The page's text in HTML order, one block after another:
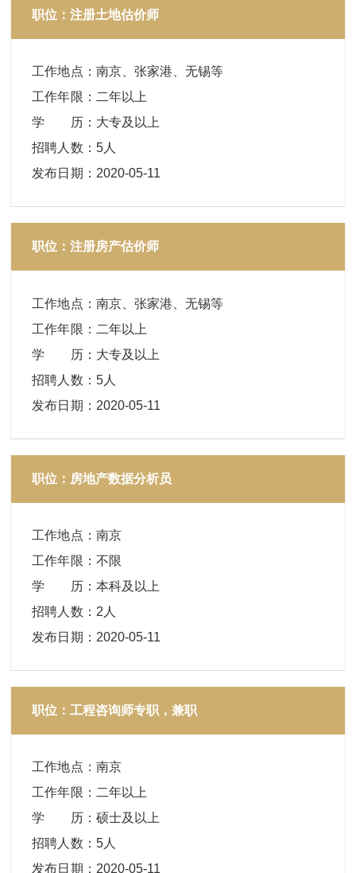
职位：注册土地估价师
工作地点 ： 南京、张家港、无锡等
工作年限 ： 二年以上
学 历： 大专及以上
招聘人数 ： 5人
发布日期 ： 2020-05-11
职位：注册房产估价师
工作地点 ： 南京、张家港、无锡等
工作年限 ： 二年以上
学 历： 大专及以上
招聘人数 ： 5人
发布日期 ： 2020-05-11
职位：房地产数据分析员
工作地点 ： 南京
工作年限 ： 不限
学 历： 本科及以上
招聘人数 ： 2人
发布日期 ： 2020-05-11
职位：工程咨询师专职，兼职
工作地点 ： 南京
工作年限 ： 二年以上
学 历： 硕士及以上
招聘人数 ： 5人
发布日期 ： 2020-05-11